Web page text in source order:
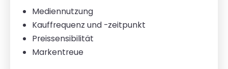
Mediennutzung
Kauffrequenz und -zeitpunkt
Preissensibilität
Markentreue